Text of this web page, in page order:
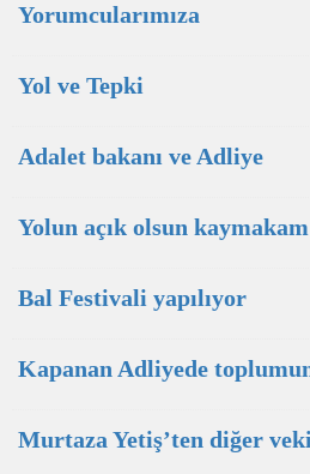
Yorumcularımıza
Yol ve Tepki
Adalet bakanı ve Adliye
Yolun açık olsun
Bal Festivali yapılıyor
Kapanan Adliyede
Murtaza Yetiş’ten diğer